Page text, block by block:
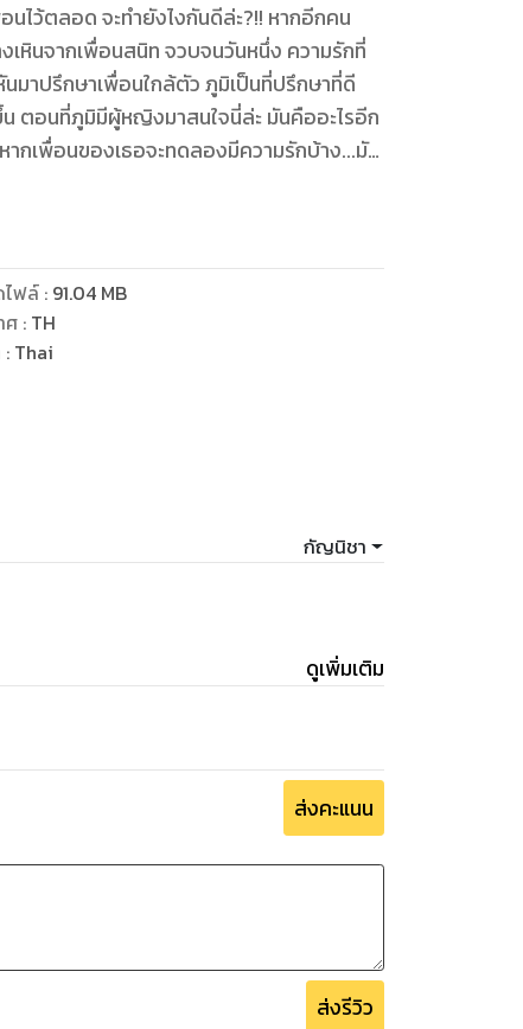
ไว้ตลอด จะทำยังไงกันดีล่ะ?!! หากอีกคน
เหินจากเพื่อนสนิท จวบจนวันหนึ่ง ความรักที่
มาปรึกษาเพื่อนใกล้ตัว ภูมิเป็นที่ปรึกษาที่ดี
น ตอนที่ภูมิมีผู้หญิงมาสนใจนี่ล่ะ มันคืออะไรอีก
หากเพื่อนของเธอจะทดลองมีความรักบ้าง...มัน
อกนะ แต่มันเป็นเพราะเธอ...รัก เพื่อนที่ยัง
วานตาแน่ใจ...เธอคงเฟลไปตลอดชีวิต
เริ่มต้นขึ้นในชีวิตภูมิ การดึงผู้หญิงอีกคนเข้า
ปลี่ยนแปลงความเป็นเธอในร้านกาแฟที่เธอ
งเธอให้ความร่วมมือเสียด้วย หวานตา
ธอเลยรีบมูฟออนออกมาจากจุดที่เคยอยู่
ไฟล์: 91.04 MB
ศ : TH
: Thai
กัญนิชา
ดูเพิ่มเติม
ส่งคะแนน
ส่งรีวิว